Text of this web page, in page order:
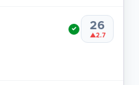
✓ 26
▲2.7